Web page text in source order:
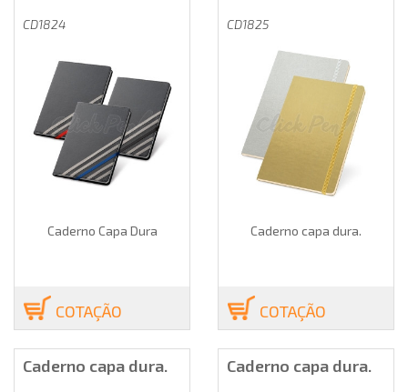
CD1824
Caderno Capa Dura
COTAÇÃO
CD1825
Caderno capa dura.
COTAÇÃO
Caderno capa dura. Caderno capa dura.